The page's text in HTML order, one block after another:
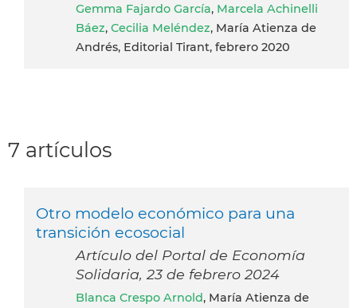
Gemma Fajardo García, Marcela Achinelli
Báez, Cecilia Meléndez, María Atienza de
Andrés, Editorial Tirant, febrero 2020
7 artículos
Otro modelo económico para una
transición ecosocial
Artículo del Portal de Economía
Solidaria, 23 de febrero 2024
Blanca Crespo Arnold, María Atienza de